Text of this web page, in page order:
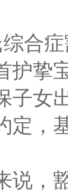
合
护挚
子女
定，
说，